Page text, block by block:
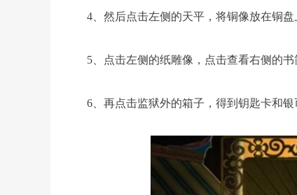
4、然后点击左侧的天平，将铜像放在铜盘
5、点击左侧的纸雕像，点击查看右侧的书
6、再点击监狱外的箱子，得到钥匙卡和银